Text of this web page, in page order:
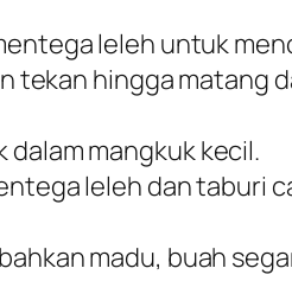
leleh untuk
tekan hingga matang
dalam mangkuk kecil.
leleh dan taburi
madu, buah